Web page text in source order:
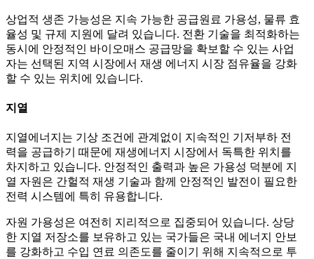
상업적 생존 가능성은 지속 가능한 공급원료 가용성, 물류 효
율성 및 규제 지원에 달려 있습니다. 전환 기술을 최적화하는
동시에 안정적인 바이오매스 공급망을 확보할 수 있는 사업
자는 선택된 지역 시장에서 재생 에너지 시장 점유율을 강화
할 수 있는 위치에 있습니다.
지열
지열에너지는 기상 조건에 관계없이 지속적인 기저부하 전
력을 공급하기 때문에 재생에너지 시장에서 독특한 위치를
차지하고 있습니다. 안정적인 출력과 높은 가용성 덕분에 지
열 자원은 간헐적 재생 기술과 함께 안정적인 발전이 필요한
전력 시스템에 특히 유용합니다.
자원 가용성은 여전히 ​​지리적으로 집중되어 있습니다. 상당
한 지열 저장소를 보유하고 있는 국가들은 국내 에너지 안보
를 강화하고 수입 연료 의존도를 줄이기 위해 지속적으로 투